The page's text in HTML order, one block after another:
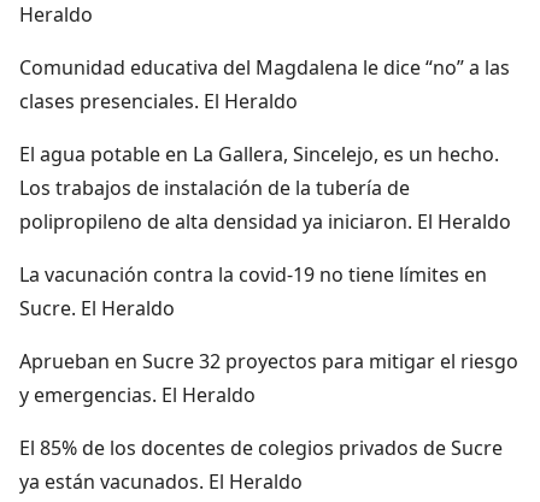
Heraldo
Comunidad educativa del Magdalena le dice “no” a las
clases presenciales. El Heraldo
El agua potable en La Gallera, Sincelejo, es un hecho.
Los trabajos de instalación de la tubería de
polipropileno de alta densidad ya iniciaron. El Heraldo
La vacunación contra la covid-19 no tiene límites en
Sucre. El Heraldo
Aprueban en Sucre 32 proyectos para mitigar el riesgo
y emergencias. El Heraldo
El 85% de los docentes de colegios privados de Sucre
ya están vacunados. El Heraldo